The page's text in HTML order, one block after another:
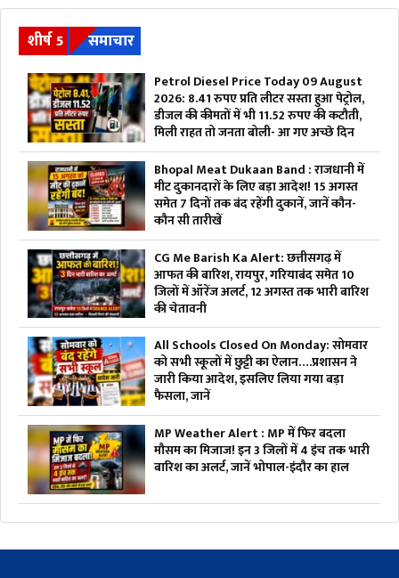
शीर्ष 5 समाचार
Petrol Diesel Price Today 09 August
2026: 8.41 रुपए प्रति लीटर सस्ता हुआ पेट्रोल,
डीजल की कीमतों में भी 11.52 रुपए की कटौती,
मिली राहत तो जनता बोली- आ गए अच्छे दिन
Bhopal Meat Dukaan Band : राजधानी में
मीट दुकानदारों के लिए बड़ा आदेश! 15 अगस्त
समेत 7 दिनों तक बंद रहेंगी दुकानें, जानें कौन-
कौन सी तारीखें
CG Me Barish Ka Alert: छत्तीसगढ़ में
आफत की बारिश, रायपुर, गरियाबंद समेत 10
जिलों में ऑरेंज अलर्ट, 12 अगस्त तक भारी बारिश
की चेतावनी
All Schools Closed On Monday: सोमवार
को सभी स्कूलों में छुट्टी का ऐलान….प्रशासन ने
जारी किया आदेश, इसलिए लिया गया बड़ा
फैसला, जानें
MP Weather Alert : MP में फिर बदला
मौसम का मिजाज! इन 3 जिलों में 4 इंच तक भारी
बारिश का अलर्ट, जानें भोपाल-इंदौर का हाल